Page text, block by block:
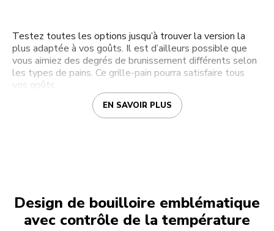
Testez toutes les options jusqu’à trouver la version la
plus adaptée à vos goûts. Il est d’ailleurs possible que
vous aimiez des degrés de brunissement différents selon
les types de pains. Ce grille-pain pourra satisfaire tous
vos goûts.
EN SAVOIR PLUS
Design de bouilloire emblématique
avec contrôle de la température